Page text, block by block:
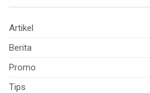
Artikel
Berita
Promo
Tips